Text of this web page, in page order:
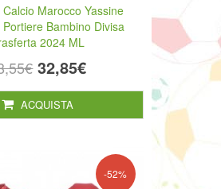
Marocco Yassine
Bambino Divisa
2024 ML
32,85€
ACQUISTA
-52%